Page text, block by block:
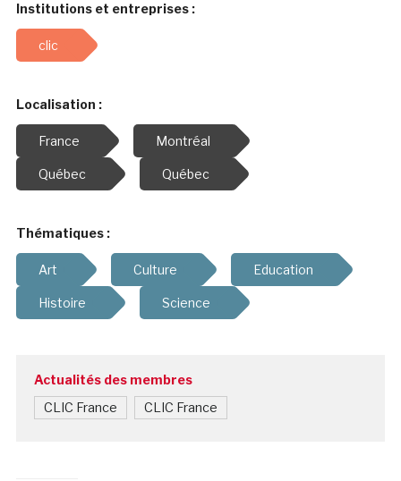
Institutions et entreprises :
clic
Localisation :
France Montréal
Québec Québec
Thématiques :
Art Culture Education
Histoire Science
Actualités des membres
CLIC France CLIC France